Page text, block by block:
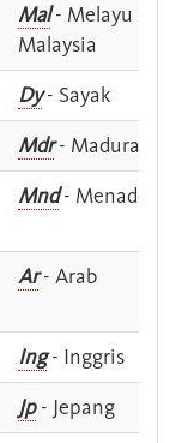
Mal- Melayu -
Malaysia
Dy- Sayak
Mdr- Madura
Mnd- Menado
Ar- Arab
Ing- Inggris
Jp- Jepang